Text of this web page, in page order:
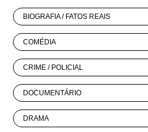
BIOGRAFIA / FATOS REAIS
COMÉDIA
CRIME / POLICIAL
DOCUMENTÁRIO
DRAMA